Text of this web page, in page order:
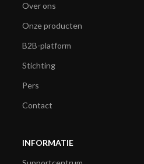
Over ons
Onze producten
B2B-platform
Stichting
Pers
Contact
INFORMATIE